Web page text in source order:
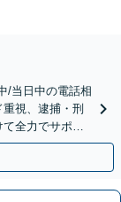
/当日中の電話相
視、逮捕・刑
全力でサポー